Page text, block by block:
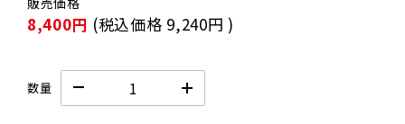
8,400円 (税込価格 9,240円 )
数量